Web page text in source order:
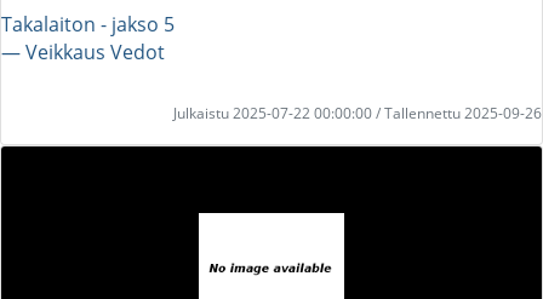
Takalaiton - jakso 5
― Veikkaus Vedot
Julkaistu 2025-07-22 00:00:00 / Tallennettu 2025-09-26